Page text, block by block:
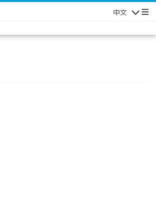
中文